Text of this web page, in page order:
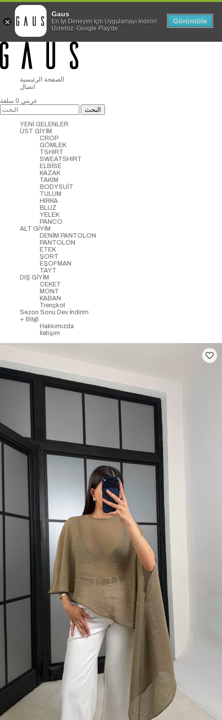
الصفحة الرئيسية
اتصال
عربتي 0 سلعة
YENİ GELENLER
ÜST GİYİM
CROP
GÖMLEK
TSHIRT
SWEATSHIRT
ELBİSE
KAZAK
TAKIM
BODYSUİT
TULUM
HIRKA
BLUZ
YELEK
PANCO
ALT GİYİM
DENİM PANTOLON
PANTOLON
ETEK
ŞORT
EŞOFMAN
TAYT
DIŞ GİYİM
CEKET
MONT
KABAN
Trençkot
Sezon Sonu Dev İndirim
+ Bilgi
Hakkımızda
İletişim
Gaus
En İyi Deneyim İçin Uygulamayı İndirin!
Ücretsiz -Google Play'de
Görüntüle